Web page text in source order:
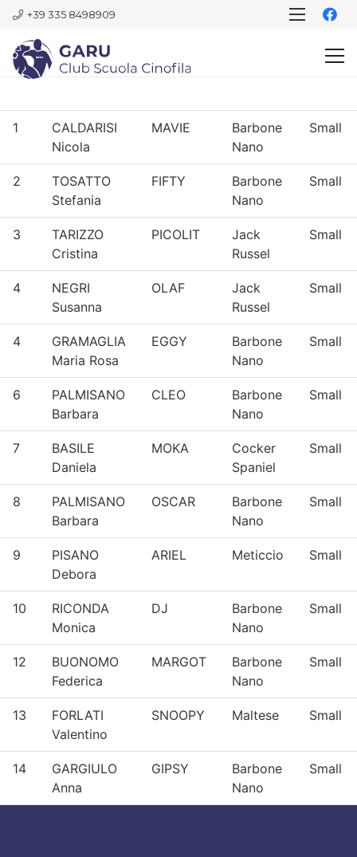
+39 335 8498909
1
CALDARISI
Nicola
MAVIE
Barbone
Nano
Small
2
TOSATTO
Stefania
FIFTY
Barbone
Nano
Small
3
TARIZZO
Cristina
PICOLIT
Jack
Russel
Small
4
NEGRI
Susanna
OLAF
Jack
Russel
Small
4
GRAMAGLIA
Maria Rosa
EGGY
Barbone
Nano
Small
6
PALMISANO
Barbara
CLEO
Barbone
Nano
Small
7
BASILE
Daniela
MOKA
Cocker
Spaniel
Small
8
PALMISANO
Barbara
OSCAR
Barbone
Nano
Small
9
PISANO
Debora
ARIEL Meticcio Small
10
RICONDA
Monica
DJ
Barbone
Nano
Small
12
BUONOMO
Federica
MARGOT
Barbone
Nano
Small
13
FORLATI
Valentino
SNOOPY Maltese Small
14
GARGIULO
Anna
GIPSY
Barbone
Nano
Small